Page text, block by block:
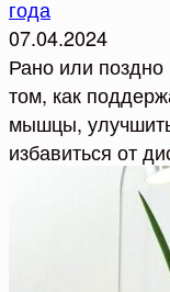
года
07.04.2024
Рано или
том, как
мышцы,
избавиться от